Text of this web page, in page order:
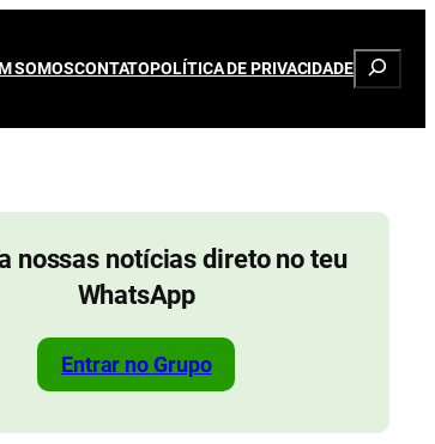
SOMOSCONTATOPOLÍTICA DE PRIVACIDADE
nossas notícias direto no teu
WhatsApp
Entrar no Grupo